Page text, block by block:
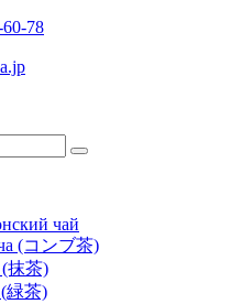
78
чай
(コンブ茶)
抹茶)
緑茶)